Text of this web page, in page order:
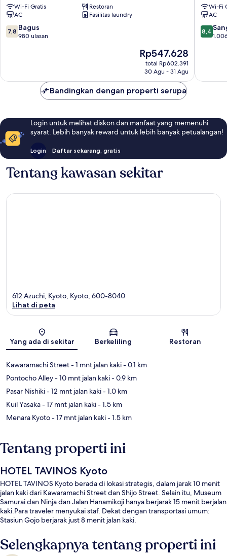
Karasuma
Distrik
Minami
Wi-Fi Gratis
Restoran
AC
Fasilitas laundry
7.8
dari
7,8 Bagus
980 ulasan
Harga
sekarang
Rp547.628
Rp547.628
total Rp602.391
30 Agu - 31 Agu
shijo
Distrik
Wi-Fi
AC
8.4
dari
ulasan
8,4
Bandingkan dengan properti serupa
Login untuk melihat diskon dan manfaat yang memenuhi
syarat. Lebih banyak reward untuk lebih banyak petualangan!
Login Daftar sekarang, gratis
Tentang kawasan sekitar
Peta
612 Azuchi, Kyoto, Kyoto, 600-8040
Lihat di peta
Yang ada di sekitar Berkeliling Restoran
Kawaramachi Street- 1 mnt jalan kaki- 0.1 km
Pontocho Alley- 10 mnt jalan kaki- 0.9 km
Pasar Nishiki- 12 mnt jalan kaki- 1.0 km
Kuil Yasaka- 17 mnt jalan kaki- 1.5 km
Menara Kyoto- 17 mnt jalan kaki- 1.5 km
Tentang properti ini
HOTEL TAVINOS Kyoto
HOTEL TAVINOS Kyoto berada di lokasi strategis, dalam jarak 10 menit
jalan kaki dari Kawaramachi Street dan Shijo Street. Selain itu, Museum
Samurai dan Ninja dan Jalan Hanamikoji hanya berjarak 15 menit berjalan
kaki.Para traveler menyukai staf. Dekat dengan transportasi umum:
Stasiun Gojo berjarak just 8 menit jalan kaki.
Selengkapnya tentang properti ini